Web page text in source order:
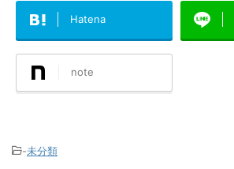
Hatena
note
-未分類